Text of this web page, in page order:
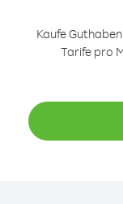
Kaufe
Tarife pro